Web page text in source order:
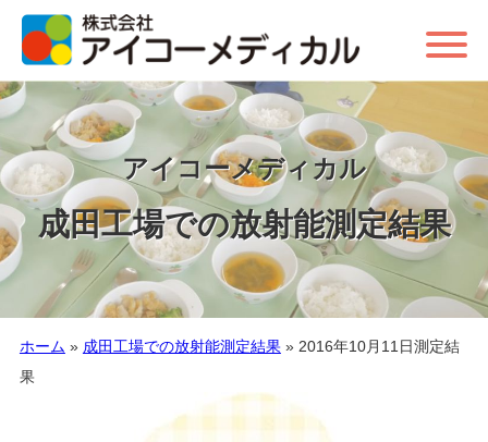
アイコーメディカル
成田工場での放射能測定結果
ホーム » 成田工場での放射能測定結果» 2016年10月11日測定結
果